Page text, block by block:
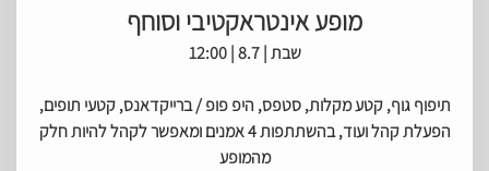
מופע אינטראקטיבי וסוחף
שבת | 8.7 | 12:00
תיפוף גוף, קטע מקלות, סטפס, היפ פופ / ברייקדאנס, קטעי תופים,
הפעלת קהל ועוד, בהשתתפות 4 אמנים ומאפשר לקהל להיות חלק
מהמופע